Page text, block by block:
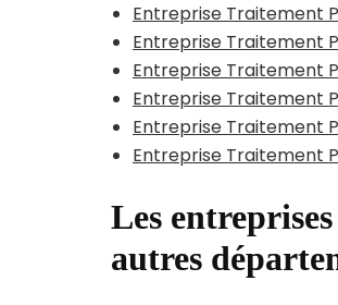
Entreprise Traitement
Entreprise Traitement
Entreprise Traitement
Entreprise Traitement
Entreprise Traitement
Entreprise Traitement
Les
autres